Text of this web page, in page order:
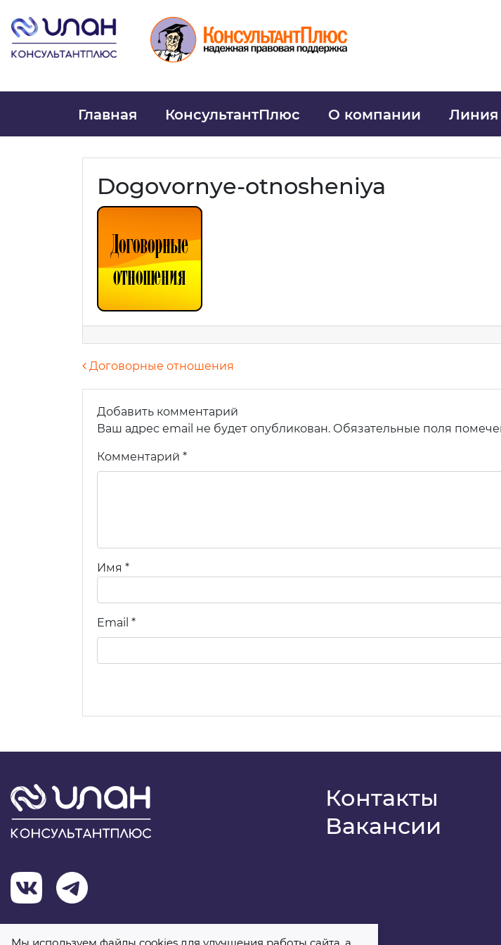
Главная КонсультантПлюс О компании Линия
Dogovornye-otnosheniya
Навигация по записям
Договорные отношения
Добавить комментарий
Ваш адрес email не будет опубликован. Обязательные поля
Комментарий *
Имя *
Email *
Контакты
Вакансии
Узнать
Ваше имя*